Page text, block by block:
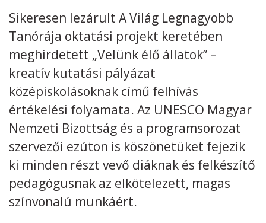
Adatkezelési tájékoztató Impresszum
Technikai információk
Sikeresen lezárult A Világ Legnagyobb
Tanórája oktatási projekt keretében
meghirdetett „Velünk élő állatok” –
kreatív kutatási pályázat
középiskolásoknak című felhívás
értékelési folyamata. Az UNESCO Magyar
Nemzeti Bizottság és a programsorozat
szervezői ezúton is köszönetüket fejezik
ki minden részt vevő diáknak és felkészítő
pedagógusnak az elkötelezett, magas
színvonalú munkáért.